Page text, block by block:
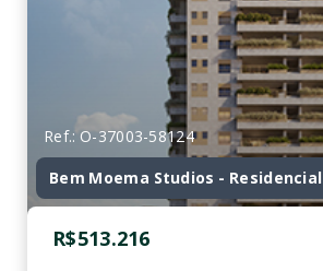
Ref.: O-37003-58124
Bem Moema Studios - Residencial
R$513.216